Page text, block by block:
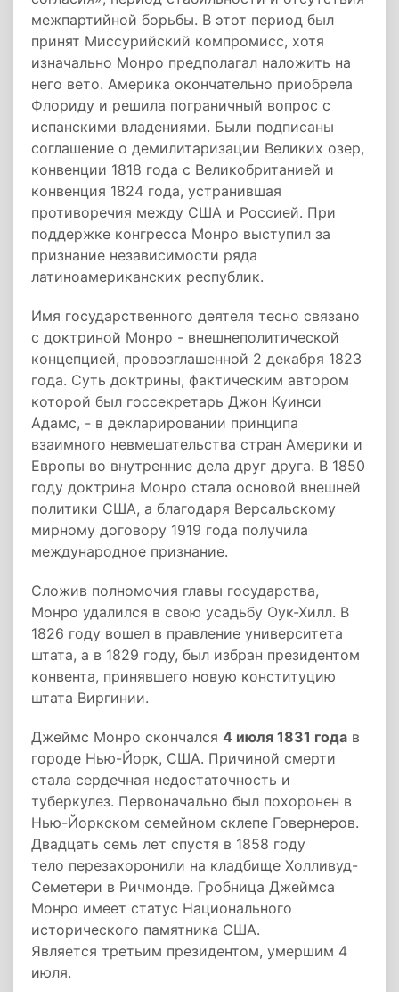
межпартийной борьбы. В этот период был
принят Миссурийский компромисс, хотя
изначально Монро предполагал наложить на
него вето. Америка окончательно приобрела
Флориду и решила пограничный вопрос с
испанскими владениями. Были подписаны
соглашение о демилитаризации Великих озер,
конвенции 1818 года с Великобританией и
конвенция 1824 года, устранившая
противоречия между США и Россией. При
поддержке конгресса Монро выступил за
признание независимости ряда
латиноамериканских республик.
Имя государственного деятеля тесно связано
с доктриной Монро - внешнеполитической
концепцией, провозглашенной 2 декабря 1823
года. Суть доктрины, фактическим автором
которой был госсекретарь Джон Куинси
Адамс, - в декларировании принципа
взаимного невмешательства стран Америки и
Европы во внутренние дела друг друга. В 1850
году доктрина Монро стала основой внешней
политики США, а благодаря Версальскому
мирному договору 1919 года получила
международное признание.
Сложив полномочия главы государства,
Монро удалился в свою усадьбу Оук-Хилл. В
1826 году вошел в правление университета
штата, а в 1829 году, был избран президентом
конвента, принявшего новую конституцию
штата Виргинии.
Джеймс Монро скончался 4 июля 1831 года в
городе Нью-Йорк, США. Причиной смерти
стала сердечная недостаточность и
туберкулез. Первоначально был похоронен в
Нью-Йоркском семейном склепе Говернеров.
Двадцать семь лет спустя в 1858 году
тело перезахоронили на кладбище Холливуд-
Семетери в Ричмонде. Гробница Джеймса
Монро имеет статус Национального
исторического памятника США.
Является третьим президентом, умершим 4
июля.